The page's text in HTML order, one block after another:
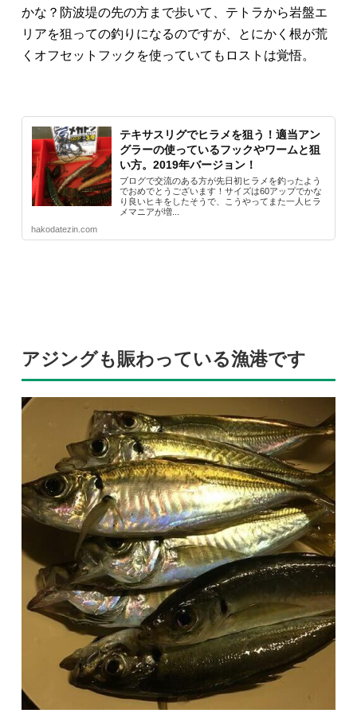
かな？防波堤の先の方まで歩いて、テトラから岩盤エ
リアを狙っての釣りになるのですが、とにかく根が荒
くオフセットフックを使っていてもロストは覚悟。
テキサスリグでヒラメを狙う！適当アン
グラーの使っているフックやワームと狙
い方。2019年バージョン！
ブログで交流のある方が先日初ヒラメを釣ったよう
でおめでとうございます！サイズは60アップでかな
り良いヒキをしたそうで、こうやってまた一人ヒラ
メマニアが増...
hakodatezin.com
アジングも賑わっている漁港です